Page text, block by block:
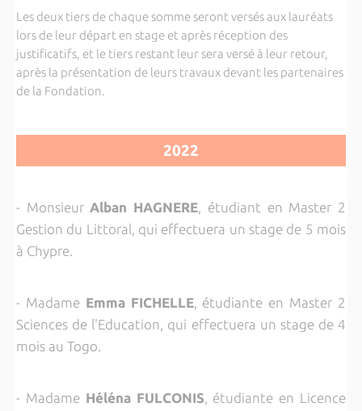
Les deux tiers de chaque somme seront versés aux lauréats
lors de leur départ en stage et après réception des
justificatifs, et le tiers restant leur sera versé à leur retour,
après la présentation de leurs travaux devant les partenaires
de la Fondation.
2022
- MonsieurAlban HAGNERE, étudiant en Master 2
Gestion du Littoral, qui effectuera un stage de 5 mois
à Chypre.
- Madame Emma FICHELLE, étudiante en Master 2
Sciences de l'Education, qui effectuera un stage de 4
mois au Togo.
- Madame Héléna FULCONIS, étudiante en Licence